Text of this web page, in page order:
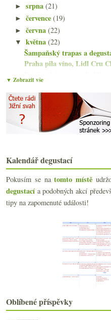
►srpna(21)
►července(19)
►června(22)
▼května(22)
Šampaňský trapas a
Praha pila víno, Lidl Cru
Osvěžující ryzlink a
Nibiò, Pelaverga, Nero di
Monitor alkoholu,
Cava, 3x Prosecco a šumivé
Rakouský slaďák, fajn
Litr za euro, sekt Karel IV.,
Bílá Rioja, La Mancha a
Charles Rousseau,
Fabrizio Iuli – Nebbiolo,
Máte dotaz pro Riedel?
Maraton s bublinami na
6x Champagne Henriot
Dva značně odlišné
Čtvery bubliny – Anglie,
EP 2015, oregonská
Minivertikála Cabernetu
března(21)
▼ Zobrazit vše
Kalendář degustací
Pokusím se natomto místě
degustacía podobných akcí
tipy na zapomenuté události!
Oblíbené příspěvky